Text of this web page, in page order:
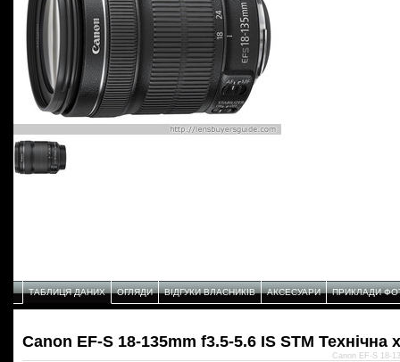
ТАБЛИЦЯ ДАНИХ ОГЛЯДИ ВІДГУКИ ВЛАСНИКІВ АКСЕСУАРИ ПРИКЛАДИ
Canon EF-S 18-135mm f3.5-5.6 IS STM Технічнa
Canon EF-S 18-